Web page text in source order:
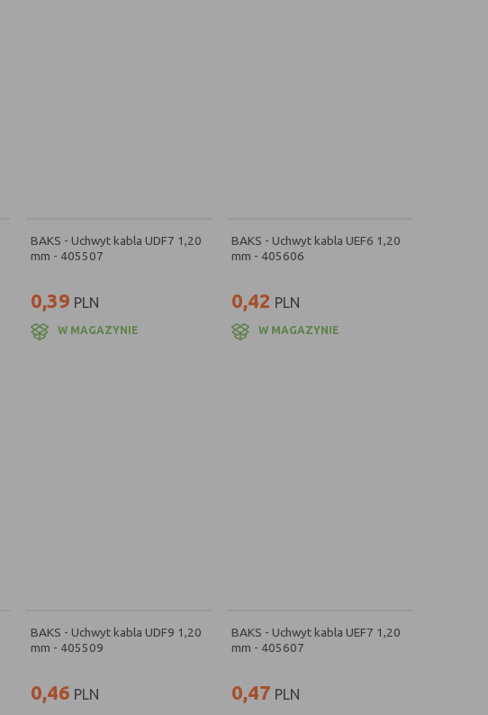
BAKS - Uchwyt kabla UDF7 1,20
mm - 405507
0,39 PLN
W MAGAZYNIE
BAKS - Uchwyt kabla UEF6 1,20
mm - 405606
0,42 PLN
W MAGAZYNIE
BAKS - Uchwyt kabla UDF9 1,20
mm - 405509
0,46 PLN
BAKS - Uchwyt kabla UEF7 1,20
mm - 405607
0,47 PLN